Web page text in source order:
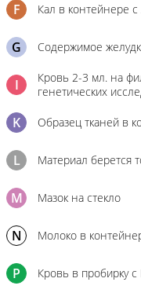
F Кал в контейнере
G Содержимое
I
Кровь 2-3 мл. на
генетических
K Образец тканей в
L Материал берется
M Мазок на стекло
N Молоко в
P Кровь в пробирку